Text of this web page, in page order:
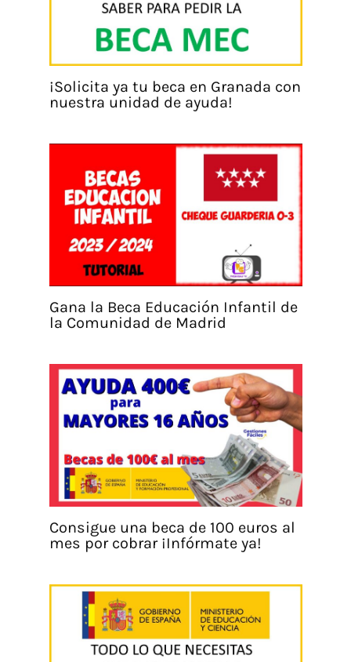
¡Solicita ya tu beca en Granada con
nuestra unidad de ayuda!
Gana la Beca Educación Infantil de
la Comunidad de Madrid
Consigue una beca de 100 euros al
mes por cobrar ¡Infórmate ya!